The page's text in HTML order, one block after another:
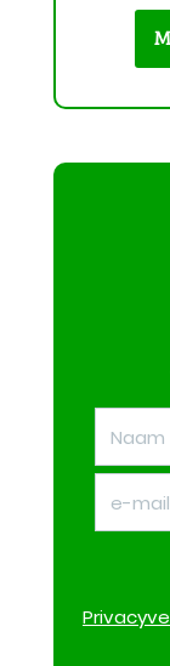
Privacy